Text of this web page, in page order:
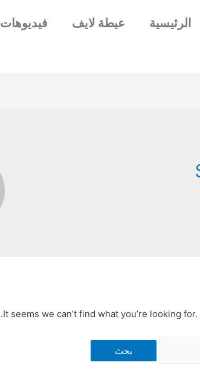
الرئيسية عيطة لايف فيديوهات
It seems we can’t find what you’re looking